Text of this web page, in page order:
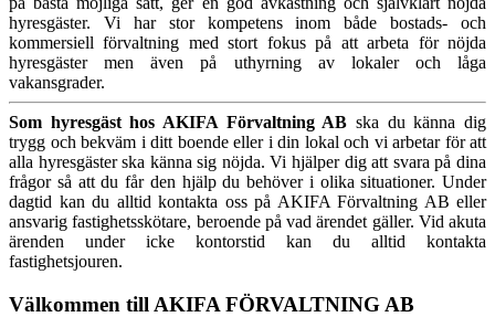
hyresgäster. Vi har stor kompetens inom både bostads- och
kommersiell förvaltning med stort fokus på att arbeta för nöjda
hyresgäster men även på uthyrning av lokaler och låga
vakansgrader.
Som hyresgäst hos AKIFA Förvaltning AB ska du känna dig
trygg och bekväm i ditt boende eller i din lokal och vi arbetar för att
alla hyresgäster ska känna sig nöjda. Vi hjälper dig att svara på dina
frågor så att du får den hjälp du behöver i olika situationer. Under
dagtid kan du alltid kontakta oss på AKIFA Förvaltning AB eller
ansvarig fastighetsskötare, beroende på vad ärendet gäller. Vid akuta
ärenden under icke kontorstid kan du alltid kontakta
fastighetsjouren.
Välkommen till AKIFA FÖRVALTNING AB